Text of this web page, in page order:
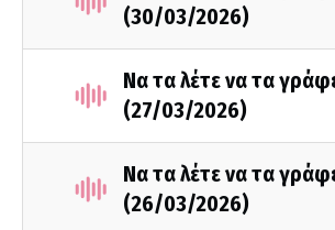
(30/03/2026)
Να τα λέτε να τα
(27/03/2026)
Να τα λέτε να τα
(26/03/2026)